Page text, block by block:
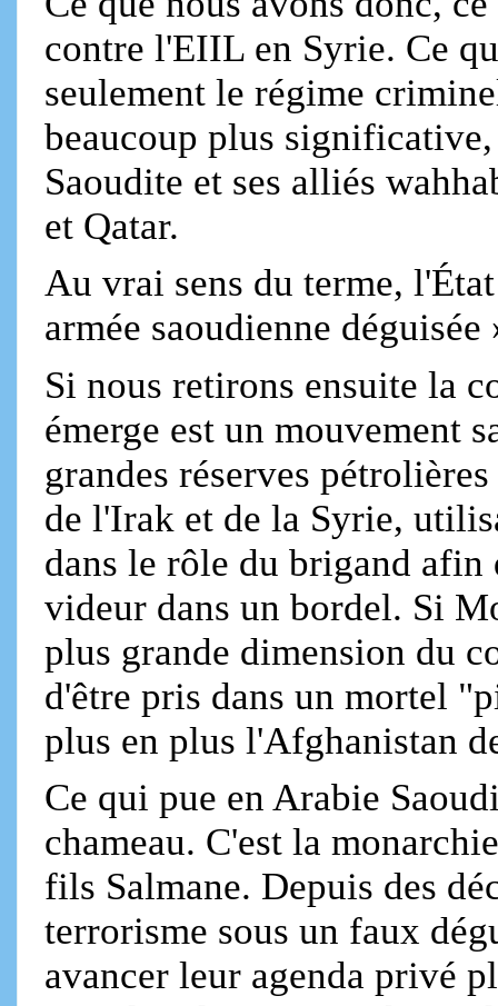
contre l'EIIL en Syrie. Ce
seulement le régime
beaucoup plus
Saoudite et ses alliés
et Qatar.
Au vrai sens du terme,
armée saoudienne déguisée
Si nous retirons ensuite la
émerge est un mouvement
grandes réserves
de l'Irak et de la Syrie,
dans le rôle du brigand
videur dans un bordel. Si
plus grande dimension du
d'être pris dans un mortel
plus en plus l'Afghanistan
Ce qui pue en Arabie
chameau. C'est la
fils Salmane. Depuis des
terrorisme sous un faux
avancer leur agenda privé